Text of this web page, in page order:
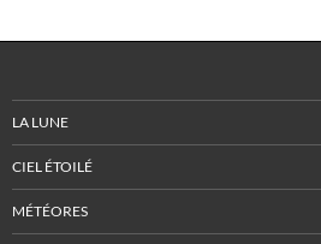
LA LUNE
CIEL ÉTOILÉ
MÉTÉORES